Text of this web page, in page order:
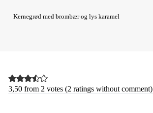
Kernegrød med brombær og lys karamel
3,50 from 2 votes (2 ratings without comment)